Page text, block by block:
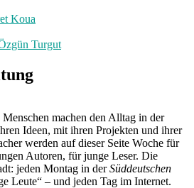
Koua
Turgut
machen den Alltag in der
Ideen, mit ihren Projekten und ihrer
werden auf dieser Seite Woche für
Autoren, für junge Leser. Die
jeden Montag in derSüddeutschen
Leute“ – und jeden Tag im Internet.